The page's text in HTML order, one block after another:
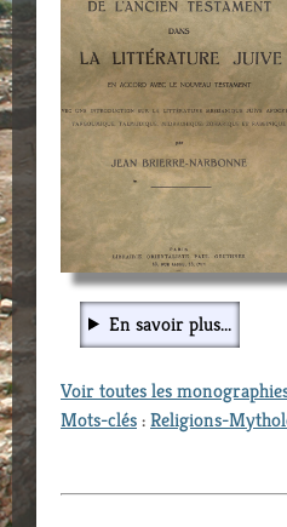
En savoir plus...
Voir toutes les
Mots-clés:Religions-